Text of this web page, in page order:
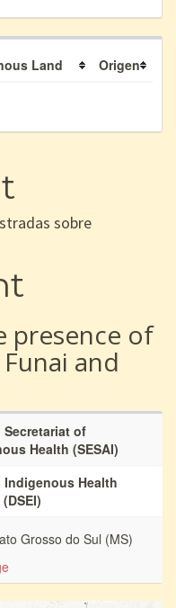
Land Origen
sobre
presence of
and
Secretariat of
Health (SESAI)
Indigenous Health
Grosso do Sul (MS)